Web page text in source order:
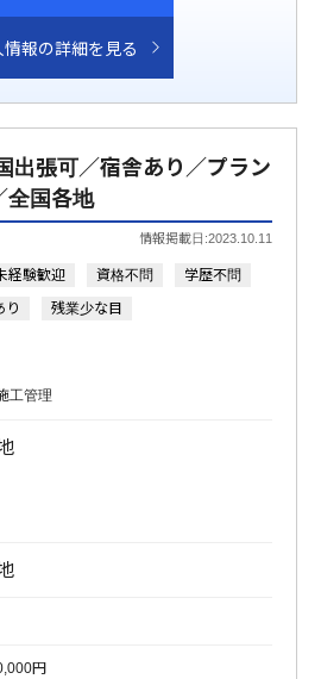
報の詳細を見る
出張可／宿舎あり／プラン
全国各地
情報掲載日:2023.10.11
経験歓迎 資格不問
学歴不問
り
残業少な目
工管理
円